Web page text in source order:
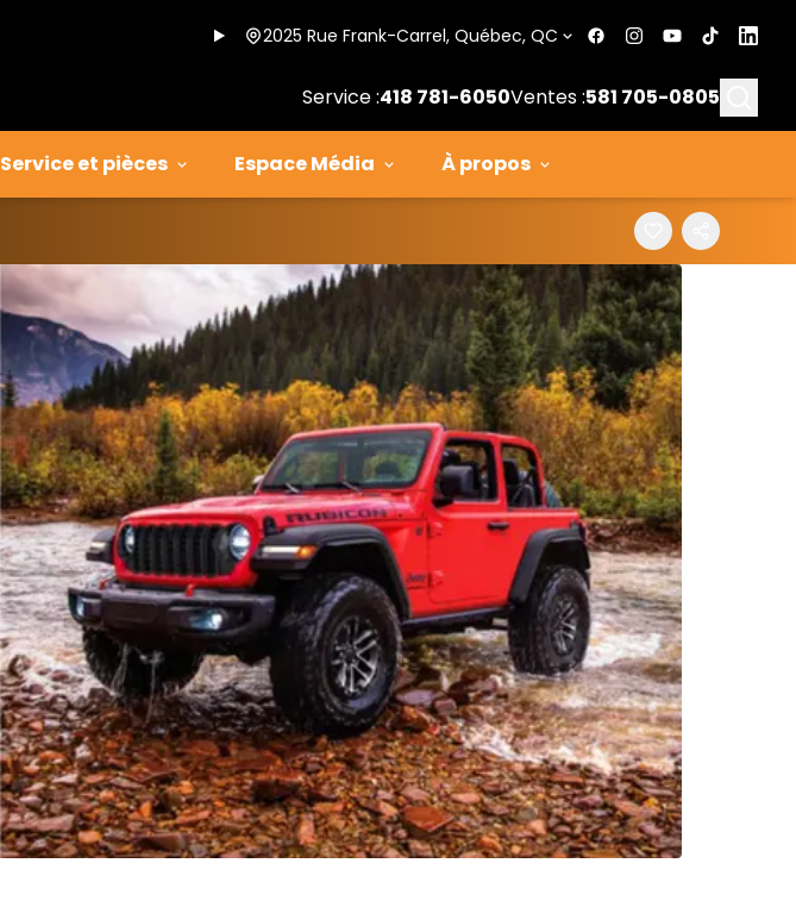
2025 Rue Frank-Carrel, Québec, QC
Service :418 781-6050Ventes :581 705-0805
Service et pièces Espace Média À propos